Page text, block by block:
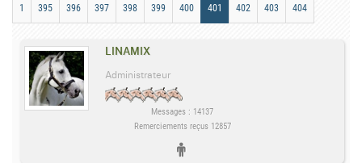
1 395 396 397 398 399 400 401 402 403 404
LINAMIX
Administrateur
Messages : 14137
Remerciements reçus 12857